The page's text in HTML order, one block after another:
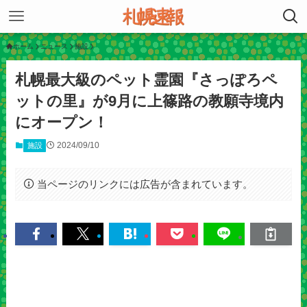
ホーム ニュース 施設
札幌最大級のペット霊園『さっぽろペ
ットの里』が9月に上篠路の教願寺境内
にオープン！
施設 2024/09/10
当ページのリンクには広告が含まれています。